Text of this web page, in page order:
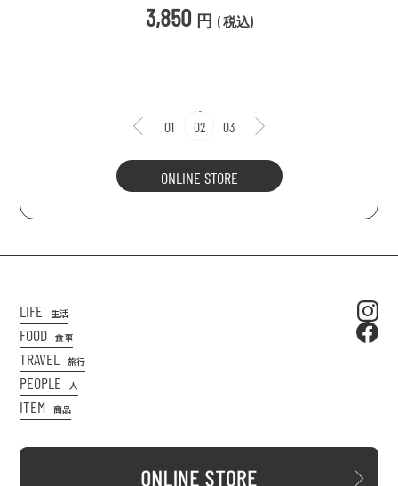
3,850 円 (税込)
01 02 03
ONLINE STORE
LIFE 生活
FOOD 食事
TRAVEL 旅行
PEOPLE 人
ITEM 商品